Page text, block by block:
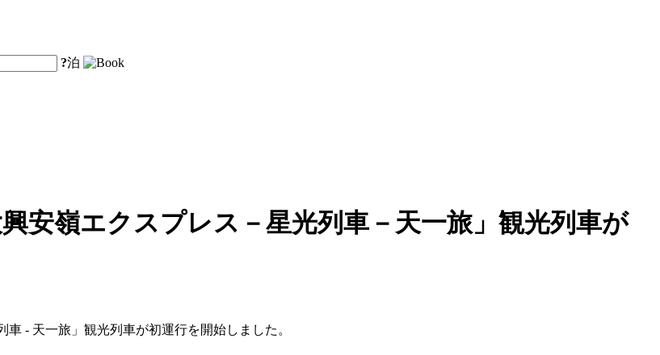
?泊
安嶺エクスプレス－星光列車－天一旅」観光列車が
- 天一旅」観光列車が初運行を開始しました。